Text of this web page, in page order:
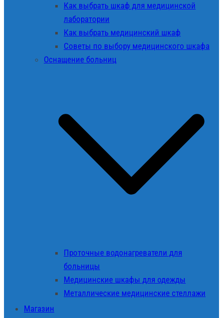
Как выбрать шкаф для медицинской
лаборатории
Как выбрать медицинский шкаф
Советы по выбору медицинского шкафа
Оснащение больниц
Проточные водонагреватели для
больницы
Медицинские шкафы для одежды
Металлические медицинские стеллажи
Магазин